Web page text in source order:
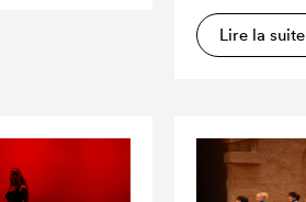
Lire la suite